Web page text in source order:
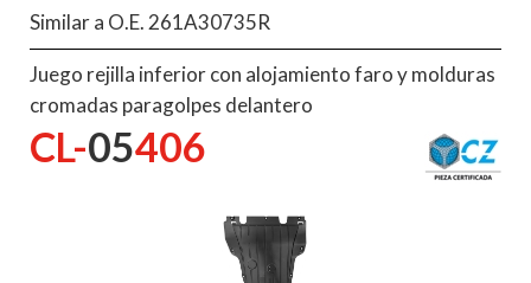
Similar a O.E. 261A30735R
Juego rejilla inferior con alojamiento faro y molduras
cromadas paragolpes delantero
CL-05406